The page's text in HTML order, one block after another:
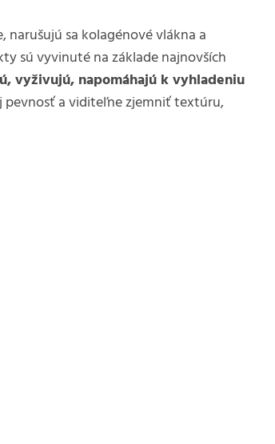
sa kolagénové vlákna a
sú vyvinuté na základe najnovších
vyživujú, napomáhajú k vyhladeniu
pevnosť a viditeľne zjemniť textúru,